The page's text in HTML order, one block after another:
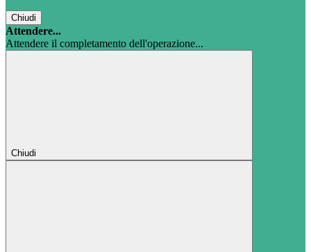
Chiudi
Attendere...
Attendere il completamento dell'operazione...
Chiudi